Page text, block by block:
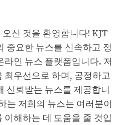
신 것을 환영합니다! KJT
중요한 뉴스를 신속하고 정
인 뉴스 플랫폼입니다. 저
최우선으로 하며, 공정하고
신뢰받는 뉴스를 제공합니
는 저희의 뉴스는 여러분이
해하는 데 도움을 줄 것입